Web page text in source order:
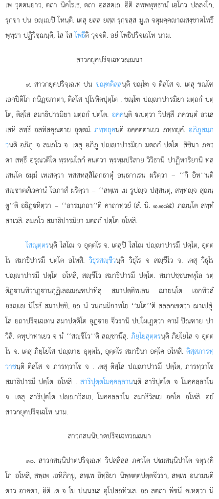
เพ วุตฺตนยาว, ตถา นิคฺโรเธ, ตถา อสฺสตฺเถ. อิติ สพฺพพุทฺธานํ เอโกว ปลฺลงฺโก,
รุกฺขา ปน อฺเปิ โหนฺติ. เตสุ ยสฺส ยสฺส รุกฺขสฺส มูเล จตุมคฺคาณสงฺขาตโพธึ
พุทฺธา ปฏิวิชฺฌนฺติ, โส โสโพธีติ วุจฺจติ. อยํ โพธิปริจฺเฉโท นาม.
สาวกยุคปริจฺเฉทวณฺณนา
๙. สาวกยุคปริจฺเฉเท ปน ขณฺฑติสฺสนฺติ ขณฺโฑ จ ติสฺโส จ. เตสุ ขณฺโฑ
เอกปิติโก กนิฏฺภาตา, ติสฺโส ปุโรหิตปุตฺโต . ขณฺโฑ ปฺาปารมิยา มตฺถกํ ปตฺ
โต, ติสฺโส สมาธิปารมิยา มตฺถกํ ปตฺโต. อคฺคนฺติ เปตฺวา วิปสฺสึ ภควนฺตํ อวเส
เสหิ สทฺธึ อสทิสคุณตาย อุตฺตมํ.ภทฺทยุคนฺติ อคฺคตฺตาเยว ภทฺทยุคํ. อภิภูสมฺภ
วนฺติ อภิภู จ สมฺภโว จ. เตสุ อภิภู ปฺาปารมิยา มตฺถกํ ปตฺโต. สิขินา ภคว
ตา สทฺธึ อรุณวติโต พฺรหฺมโลกํ คนฺตฺวา พฺรหฺมปริสาย วิวิธานิ ปาฏิหาริยานิ ทสฺ
เสนฺโต ธมฺมํ เทเสตฺวา ทสสหสฺสิโลกธาตุํ อนฺธกาเรน ผริตฺวา – ‘‘กึ อิท’’นฺติ
สฺชาตสํเวคานํ โอภาสํ ผริตฺวา – ‘‘สพฺเพ เม รูปฺจ ปสฺสนฺตุ, สทฺทฺจ สุณนฺ
ตู’’ติ อธิฏฺหิตฺวา – ‘‘อารมฺภถา’’ติ คาถาทฺวยํ (สํ. นิ. ๑.๑๘๕) ภณนฺโต สทฺทํ
สาเวสิ. สมฺภโว สมาธิปารมิยา มตฺถกํ ปตฺโต อโหสิ.
โสณุตฺตรนฺติ โสโณ จ อุตฺตโร จ. เตสุปิ โสโณ ปฺาปารมึ ปตฺโต, อุตฺต
โร สมาธิปารมึ ปตฺโต อโหสิ.วิธุรสฺชีวนฺติ วิธุโร จ สฺชีโว จ. เตสุ วิธุโร
ปฺาปารมึ ปตฺโต อโหสิ, สฺชีโว สมาธิปารมึ ปตฺโต. สมาปชฺชนพหุโล รตฺ
ติฏฺานทิวาฏฺานกุฏิเลณมณฺฑปาทีสุ สมาปตฺติพเลน ฌายนฺโต เอกทิวสํ
อรฺเ นิโรธํ สมาปชฺชิ, อถ นํ วนกมฺมิกาทโย ‘‘มโต’’ติ สลฺลกฺเขตฺวา ฌาเปสุํ.
โส ยถาปริจฺเฉเทน สมาปตฺติโต อุฏฺาย จีวรานิ ปปฺโผเฏตฺวา คามํ ปิณฺฑาย ปา
วิสิ. ตทุปาทาเยว จ นํ ‘‘สฺชีโว’’ติ สฺชานึสุ. ภิยฺโยสุตฺตรนฺติ ภิยฺโยโส จ อุตฺต
โร จ. เตสุ ภิยฺโยโส ปฺาย อุตฺตโร, อุตฺตโร สมาธินา อคฺโค อโหสิ. ติสฺสภารทฺ
วาชนฺติ ติสฺโส จ ภารทฺวาโช จ . เตสุ ติสฺโส ปฺาปารมึ ปตฺโต, ภารทฺวาโช
สมาธิปารมึ ปตฺโต อโหสิ .สาริปุตฺตโมคฺคลฺลานนฺติ สาริปุตฺโต จ โมคฺคลฺลาโน
จ. เตสุ สาริปุตฺโต ปฺาวิสเย, โมคฺคลฺลาโน สมาธิวิสเย อคฺโค อโหสิ. อยํ
สาวกยุคปริจฺเฉโท นาม.
สาวกสนฺนิปาตปริจฺเฉทวณฺณนา
๑๐. สาวกสนฺนิปาตปริจฺเฉเทวิปสฺสิสฺส ภควโต ปมสนฺนิปาโต จตุรงฺคิ
โก อโหสิ, สพฺเพ เอหิภิกฺขู, สพฺเพ อิทฺธิยา นิพฺพตฺตปตฺตจีวรา, สพฺเพ อนามนฺติ
ตาว อาคตา, อิติ เต จ โข ปนฺนรเส อุโปสถทิวเส. อถ สตฺถา พีชนึ คเหตฺวา นิ